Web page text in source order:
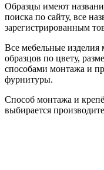
Образцы имеют
поиска по сайту, все
зарегистрированным
Все мебельные изделия
образцов по цвету,
способами монтажа и
фурнитуры.
Способ монтажа и
выбирается